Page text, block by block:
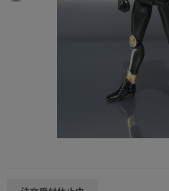
この商品をシェアする